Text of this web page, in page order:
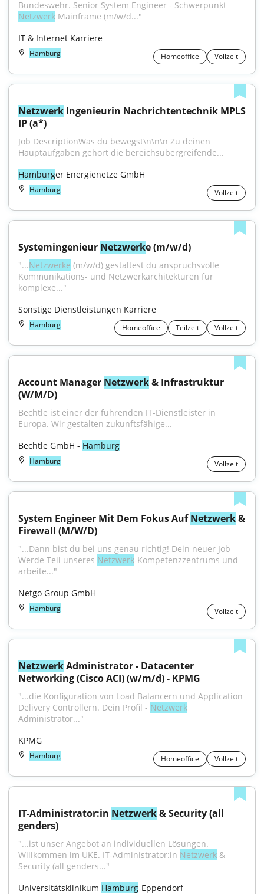
Netzwerk Mainframe (m/w/d..."
IT & Internet Karriere
Hamburg Homeoffice Vollzeit
Netzwerk Ingenieurin Nachrichtentechnik MPLS
IP (a*)
Job DescriptionWas du bewegst\n\n\n Zu deinen
Hauptaufgaben gehört die bereichsübergreifende...
Hamburger Energienetze GmbH
Hamburg Vollzeit
Systemingenieur Netzwerke (m/w/d)
"...Netzwerke (m/w/d) gestaltest du anspruchsvolle
Kommunikations- und Netzwerkarchitekturen für
komplexe..."
Sonstige Dienstleistungen Karriere
Hamburg Homeoffice Teilzeit Vollzeit
Account Manager Netzwerk & Infrastruktur
(W/M/D)
Bechtle ist einer der führenden IT-Dienstleister in
Europa. Wir gestalten zukunftsfähige...
Bechtle GmbH - Hamburg
Hamburg Vollzeit
System Engineer Mit Dem Fokus Auf Netzwerk &
Firewall (M/W/D)
"...Dann bist du bei uns genau richtig! Dein neuer Job
Werde Teil unseres Netzwerk-Kompetenzzentrums und
arbeite..."
Netgo Group GmbH
Hamburg Vollzeit
Netzwerk Administrator - Datacenter
Networking (Cisco ACI) (w/m/d) - KPMG
"...die Konfiguration von Load Balancern und Application
Delivery Controllern. Dein Profil - Netzwerk
Administrator..."
KPMG
Hamburg Homeoffice Vollzeit
IT-Administrator:in Netzwerk & Security (all
genders)
"...ist unser Angebot an individuellen Lösungen.
Willkommen im UKE. IT-Administrator:in Netzwerk &
Security (all genders..."
Universitätsklinikum Hamburg-Eppendorf